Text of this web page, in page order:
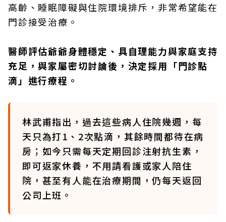
高齡、睡眠障礙與住院環境排斥，非常希望能在
門診接受治療。
醫師評估爺爺身體穩定、具自理能力與家庭支持
充足，與家屬密切討論後，決定採用「門診點
滴」進行療程。
林武甫指出，過去這些病人住院幾週，每
天只為打1、2次點滴，其餘時間都待在病
房；如今只需每天定期回診注射抗生素，
即可返家休養，不用請看護或家人陪住
院，甚至有人能在治療期間，仍每天返回
公司上班。